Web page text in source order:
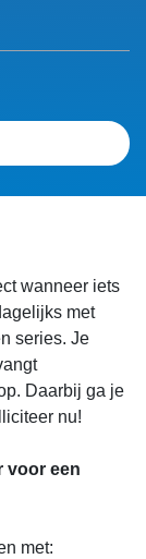
wanneer iets
met
series. Je
Daarbij ga je
nu!
voor een
met: